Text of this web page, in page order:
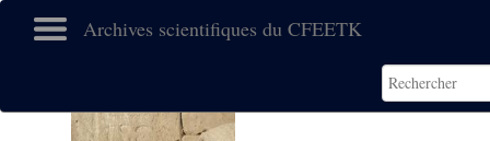
Archives scientifiques du CFEETK